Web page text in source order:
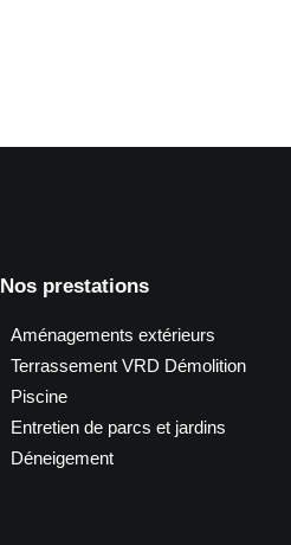
Nos prestations
Aménagements extérieurs
Terrassement VRD Démolition
Piscine
Entretien de parcs et jardins
Déneigement